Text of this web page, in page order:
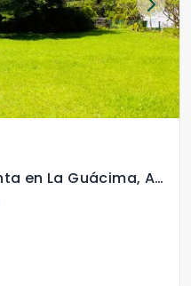
Terreno Exclusivo en Venta en La Guácima, Alajuela.